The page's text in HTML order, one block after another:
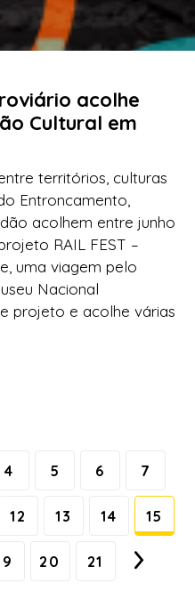
acolhe
Cultural em
territórios, culturas
Entroncamento,
acolhem entre junho
RAIL FEST –
uma viagem pelo
Nacional
projeto e acolhe várias
4 5 6 7
12 13 14 15
20 21